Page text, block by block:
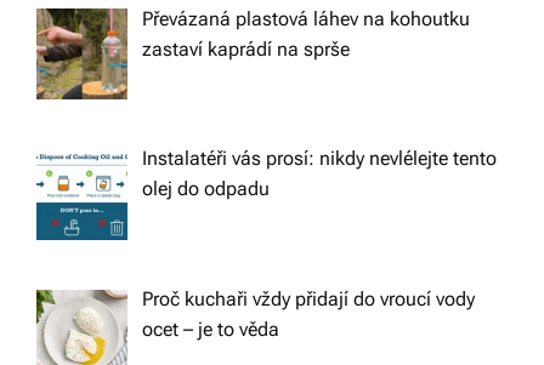
Převázaná plastová láhev na kohoutku
zastaví kaprádí na sprše
Instalatéři vás prosí: nikdy nevlélejte tento
olej do odpadu
Proč kuchaři vždy přidají do vroucí vody
ocet – je to věda